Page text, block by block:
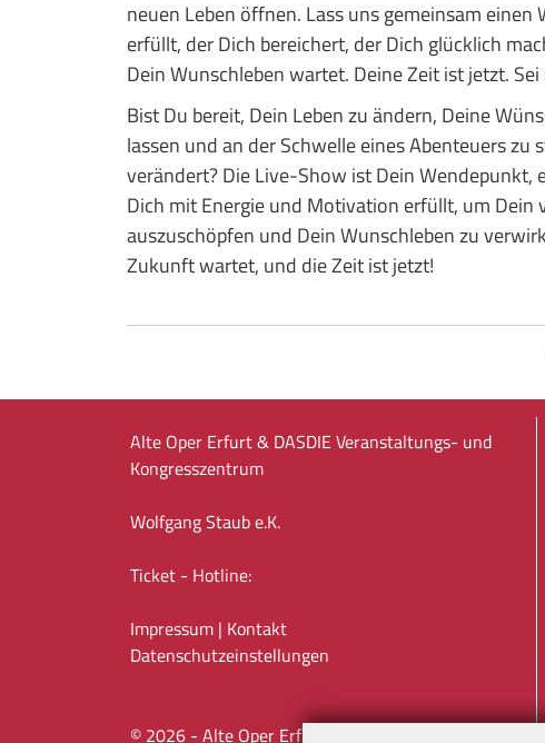
neuen Leben öffnen. Lass uns gemeinsam einen
erfüllt, der Dich bereichert, der Dich glücklich
Dein Wunschleben wartet. Deine Zeit ist jetzt. Sei
Bist Du bereit, Dein Leben zu ändern, Deine
lassen und an der Schwelle eines Abenteuers zu
verändert? Die Live-Show ist Dein Wendepunkt,
Dich mit Energie und Motivation erfüllt, um Dein
auszuschöpfen und Dein Wunschleben zu
Zukunft wartet, und die Zeit ist jetzt!
Alte Oper Erfurt & DASDIE Veranstaltungs- und
Kongresszentrum
Wolfgang Staub e.K.
Ticket - Hotline:
Impressum | Kontakt
Datenschutz­einstellungen
© 2026 - Alte Oper Erfurt & DASDIE